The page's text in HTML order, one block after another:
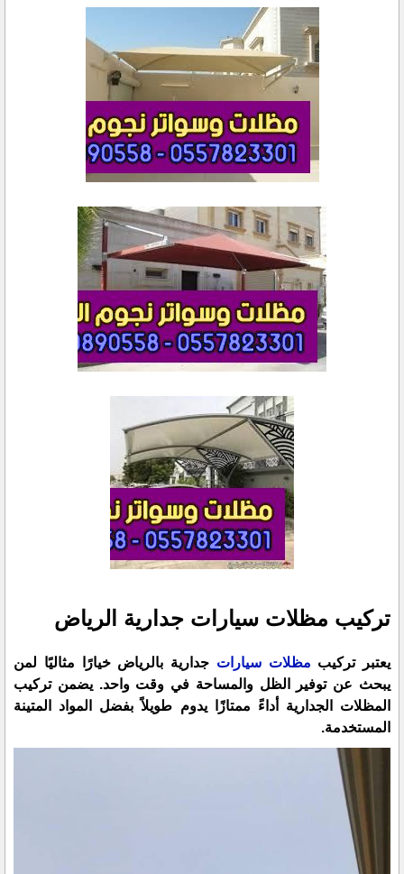
تركيب مظلات سيارات جدارية الرياض
يعتبر تركيب مظلات سيارات جدارية بالرياض خيارًا مثاليًا لمن
يبحث عن توفير الظل والمساحة في وقت واحد. يضمن تركيب
المظلات الجدارية أداءً ممتازًا يدوم طويلاً بفضل المواد المتينة
المستخدمة.